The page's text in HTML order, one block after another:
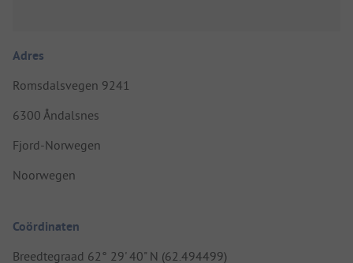
Adres
Romsdalsvegen 9241
6300 Åndalsnes
Fjord-Norwegen
Noorwegen
Coördinaten
Breedtegraad 62° 29' 40" N (62.494499)